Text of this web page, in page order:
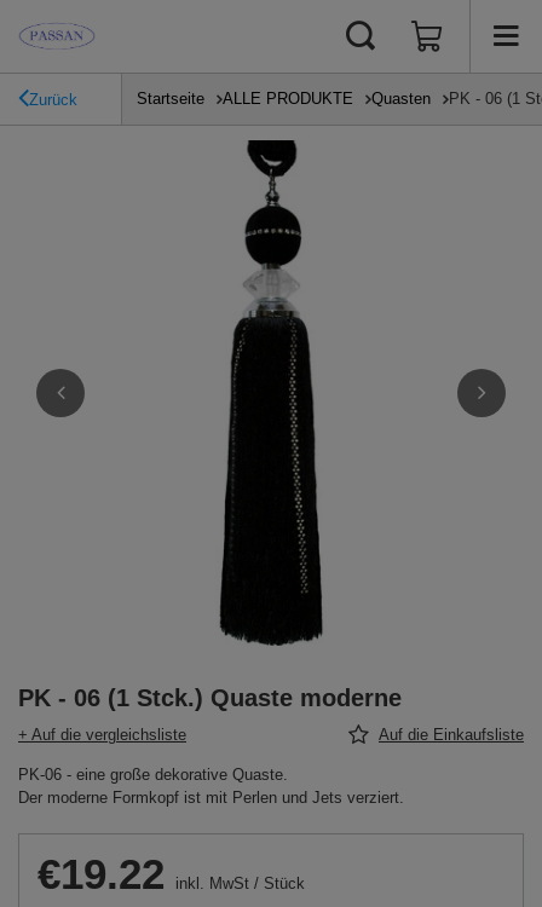
Zurück Startseite ALLE PRODUKTE Quasten PK - 06 (1
PK - 06 (1 Stck.) Quaste moderne
+ Auf die vergleichsliste Auf die Einkaufsliste
PK-06 - eine große dekorative Quaste.
Der moderne Formkopf ist mit Perlen und Jets verziert.
€19.22 inkl. MwSt / Stück